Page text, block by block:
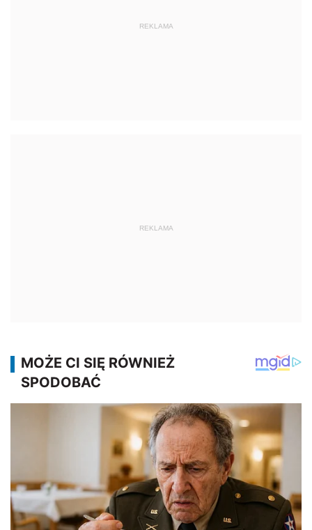
REKLAMA
REKLAMA